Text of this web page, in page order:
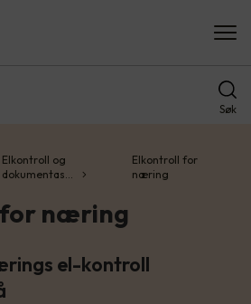
Søk
Elkontroll og
dokumentas…
Elkontroll for
næring
næring
el-kontroll